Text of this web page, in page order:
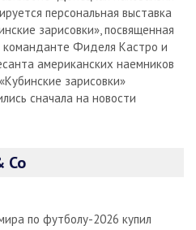
персональная выставка
зарисовки», посвященная
Фиделя Кастро и
американских наемников
зарисовки»
сначала на новости
Co
по футболу-2026 купил